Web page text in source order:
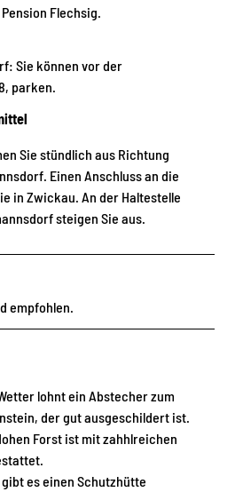
Flechsig.
Sie können vor der
parken.
Sie stündlich aus Richtung
Einen Anschluss an die
in Zwickau. An der Haltestelle
steigen Sie aus.
empfohlen.
lohnt ein Abstecher zum
der gut ausgeschildert ist.
Forst ist mit zahhlreichen
es einen Schutzhütte